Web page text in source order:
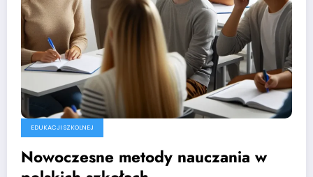
EDUKACJI SZKOLNEJ
Nowoczesne metody nauczania w